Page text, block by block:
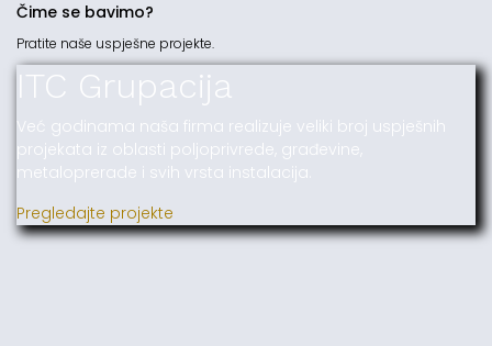
Čime se bavimo?
Pratite naše uspješne projekte.
ITC Grupacija
Već godinama naša firma realizuje veliki broj uspješnih
projekata iz oblasti poljoprivrede, građevine,
metaloprerade i svih vrsta instalacija.
Pregledajte projekte